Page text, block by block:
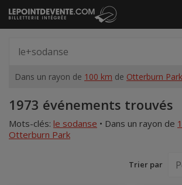
Passer
au
artiste,
Dans un rayon de 100 km de Otterburn Park
Accueil
1973 événements trouvés
Mots-clés: le sodanse • Dans un rayon de
Otterburn Park
Trier par